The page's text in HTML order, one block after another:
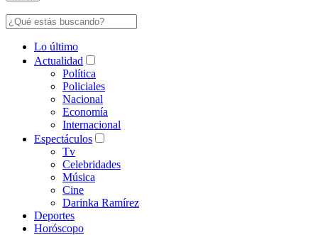
Lo último
Actualidad
Política
Policiales
Nacional
Economía
Internacional
Espectáculos
Tv
Celebridades
Música
Cine
Darinka Ramírez
Deportes
Horóscopo